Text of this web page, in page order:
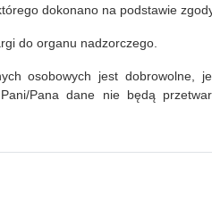
dokonano na podstawie
do organu nadzorczego.
osobowych jest dobrowolne,
Pani/Pana dane nie będą